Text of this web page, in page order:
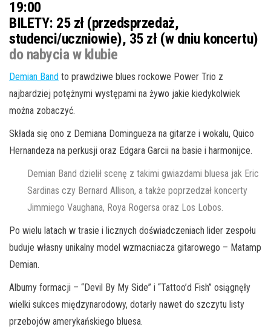
19:00
BILETY: 25 zł (przedsprzedaż,
studenci/uczniowie), 35 zł (w dniu koncertu)
do nabycia w klubie
Demian Band to prawdziwe blues rockowe Power Trio z
najbardziej potężnymi występami na żywo jakie kiedykolwiek
można zobaczyć.
Składa się ono z Demiana Domingueza na gitarze i wokalu, Quico
Hernandeza na perkusji oraz Edgara Garcii na basie i harmonijce.
Demian Band dzielił scenę z takimi gwiazdami bluesa jak Eric
Sardinas czy Bernard Allison, a także poprzedzał koncerty
Jimmiego Vaughana, Roya Rogersa oraz Los Lobos.
Po wielu latach w trasie i licznych doświadczeniach lider zespołu
buduje własny unikalny model wzmacniacza gitarowego – Matamp
Demian.
Albumy formacji – “Devil By My Side” i “Tattoo’d Fish” osiągnęły
wielki sukces międzynarodowy, dotarły nawet do szczytu listy
przebojów amerykańskiego bluesa.